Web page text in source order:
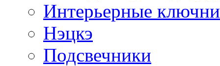
Интерьерные
Нэцкэ
Подсвечники